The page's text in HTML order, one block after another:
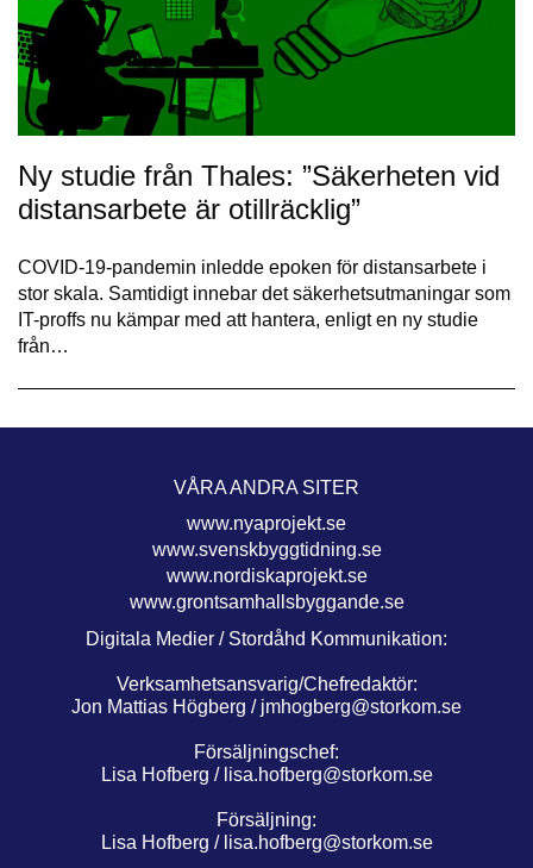
Ny studie från Thales: ”Säkerheten vid
distansarbete är otillräcklig”
COVID-19-pandemin inledde epoken för distansarbete i
stor skala. Samtidigt innebar det säkerhetsutmaningar som
IT-proffs nu kämpar med att hantera, enligt en ny studie
från…
VÅRA ANDRA SITER
www.nyaprojekt.se
www.svenskbyggtidning.se
www.nordiskaprojekt.se
www.grontsamhallsbyggande.se
Digitala Medier / Stordåhd Kommunikation:
Verksamhetsansvarig/Chefredaktör:
Jon Mattias Högberg / jmhogberg@storkom.se
Försäljningschef:
Lisa Hofberg / lisa.hofberg@storkom.se
Försäljning:
Lisa Hofberg / lisa.hofberg@storkom.se